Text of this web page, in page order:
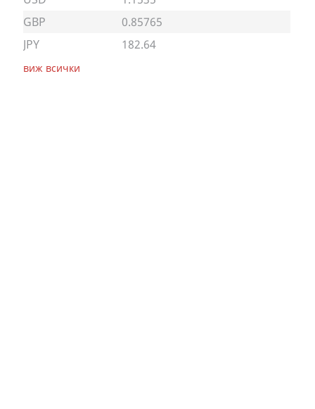
GBP
0.85765
JPY
182.64
виж всички